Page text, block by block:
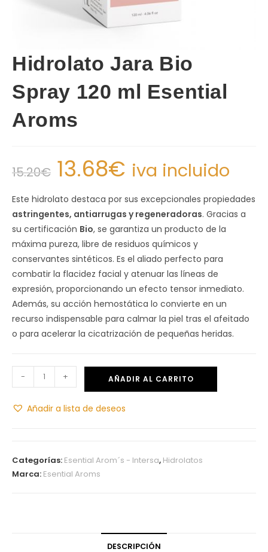
Hidrolato Jara Bio
Spray 120 ml Esential
Aroms
15.20€ 13.68€ iva incluido
Este hidrolato destaca por sus excepcionales propiedades
astringentes, antiarrugas y regeneradoras. Gracias a
su certificación Bio, se garantiza un producto de la
máxima pureza, libre de residuos químicos y
conservantes sintéticos. Es el aliado perfecto para
combatir la flacidez facial y atenuar las líneas de
expresión, proporcionando un efecto tensor inmediato.
Además, su acción hemostática lo convierte en un
recurso indispensable para calmar la piel tras el afeitado
o para acelerar la cicatrización de pequeñas heridas.
- + AÑADIR AL CARRITO
Añadir a lista de deseos
Categorías: Esential Arom´s - Intersa, Hidrolatos
Marca: Esential Aroms
DESCRIPCIÓN